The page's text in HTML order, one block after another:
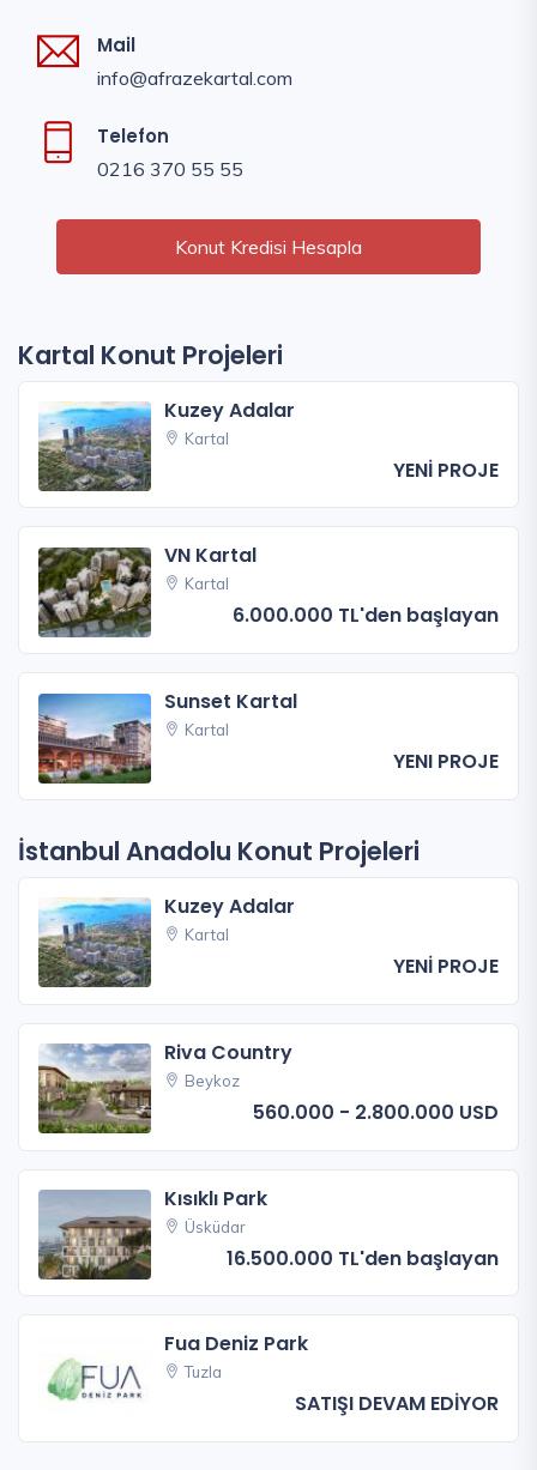
Mail
info@afrazekartal.com
Telefon
0216 370 55 55
Konut Kredisi Hesapla
Kartal Konut Projeleri
Kuzey Adalar
Kartal
YENİ PROJE
VN Kartal
Kartal
6.000.000 TL'den başlayan
Sunset Kartal
Kartal
YENI PROJE
İstanbul Anadolu Konut Projeleri
Kuzey Adalar
Kartal
YENİ PROJE
Riva Country
Beykoz
560.000 - 2.800.000 USD
Kısıklı Park
Üsküdar
16.500.000 TL'den başlayan
Fua Deniz Park
Tuzla
SATIŞI DEVAM EDİYOR